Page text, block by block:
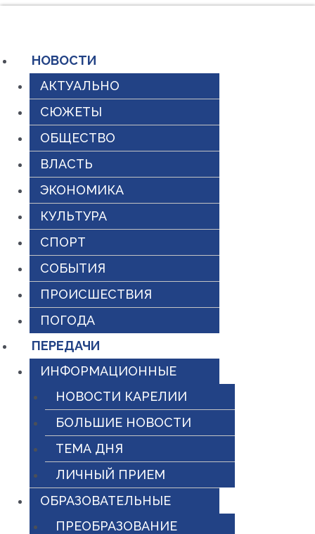
содержимому
НОВОСТИ
АКТУАЛЬНО
СЮЖЕТЫ
ОБЩЕСТВО
ВЛАСТЬ
ЭКОНОМИКА
КУЛЬТУРА
СПОРТ
СОБЫТИЯ
ПРОИСШЕСТВИЯ
ПОГОДА
ПЕРЕДАЧИ
ИНФОРМАЦИОННЫЕ
НОВОСТИ КАРЕЛИИ
БОЛЬШИЕ НОВОСТИ
ТЕМА ДНЯ
ЛИЧНЫЙ ПРИЕМ
ОБРАЗОВАТЕЛЬНЫЕ
ПРЕОБРАЗОВАНИЕ